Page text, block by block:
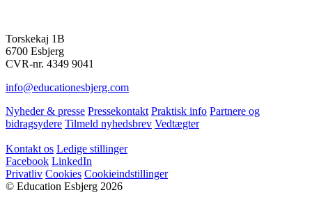
Torskekaj 1B
6700 Esbjerg
CVR-nr. 4349 9041
info@educationesbjerg.com
Nyheder & presse Pressekontakt Praktisk info Partnere og
bidragsydere Tilmeld nyhedsbrev Vedtægter
Kontakt os Ledige stillinger
Facebook LinkedIn
Privatliv Cookies Cookieindstillinger
© Education Esbjerg 2026